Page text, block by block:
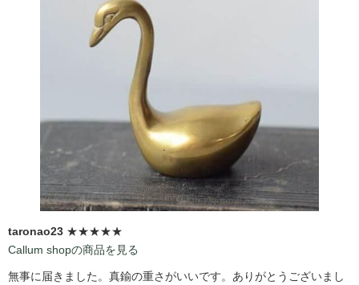
taronao23 ★★★★★
Callum shopの商品を見る
無事に届きました。真鍮の重さがいいです。ありがとうございまし